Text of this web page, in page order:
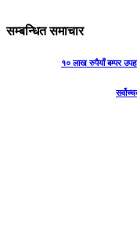
सम्बन्धित समाचार
१० लाख रुपैयाँ बम्पर